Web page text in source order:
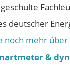
deutscher
noch mehr über
&